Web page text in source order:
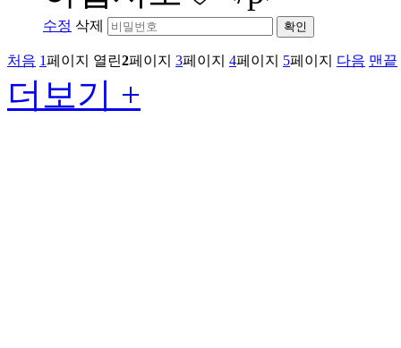
수정 삭제 확인
처음 1페이지 열린2페이지 3페이지 4페이지 5페이지 다음 맨끝
더보기 +